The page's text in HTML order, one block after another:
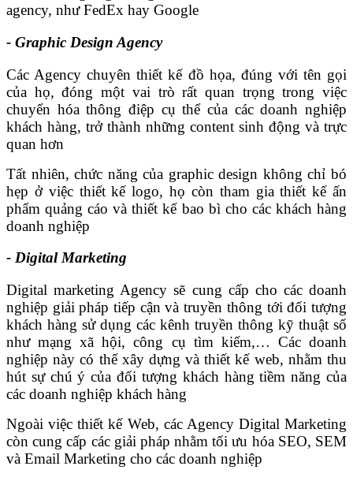
agency, như FedEx hay Google
- Graphic Design Agency
Các Agency chuyên thiết kế đồ họa, đúng với tên gọi
của họ, đóng một vai trò rất quan trọng trong việc
chuyển hóa thông điệp cụ thể của các doanh nghiệp
khách hàng, trở thành những content sinh động và trực
quan hơn
Tất nhiên, chức năng của graphic design không chỉ bó
hẹp ở việc thiết kế logo, họ còn tham gia thiết kế ấn
phẩm quảng cáo và thiết kế bao bì cho các khách hàng
doanh nghiệp
- Digital Marketing
Digital marketing Agency sẽ cung cấp cho các doanh
nghiệp giải pháp tiếp cận và truyền thông tới đối tượng
khách hàng sử dụng các kênh truyền thông kỹ thuật số
như mạng xã hội, công cụ tìm kiếm,… Các doanh
nghiệp này có thể xây dựng và thiết kế web, nhằm thu
hút sự chú ý của đối tượng khách hàng tiềm năng của
các doanh nghiệp khách hàng
Ngoài việc thiết kế Web, các Agency Digital Marketing
còn cung cấp các giải pháp nhằm tối ưu hóa SEO, SEM
và Email Marketing cho các doanh nghiệp